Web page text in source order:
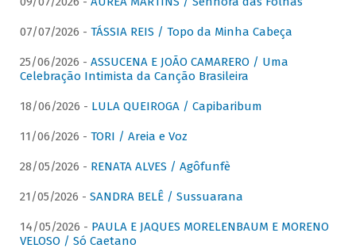
07/07/2026 - TÁSSIA REIS / Topo da Minha Cabeça
25/06/2026 - ASSUCENA E JOÃO CAMARERO / Uma
Celebração Intimista da Canção Brasileira
18/06/2026 - LULA QUEIROGA / Capibaribum
11/06/2026 - TORI / Areia e Voz
28/05/2026 - RENATA ALVES / Agôfunfè
21/05/2026 - SANDRA BELÊ / Sussuarana
14/05/2026 - PAULA E JAQUES MORELENBAUM E MORENO
VELOSO / Só Caetano